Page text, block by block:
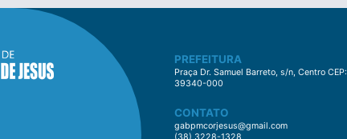
PREFEITURA
Praça Dr. Samuel Barreto, s/n, Centro CEP:
39340-000
CONTATO
gabpmcorjesus@gmail.com
(38) 3228-1328